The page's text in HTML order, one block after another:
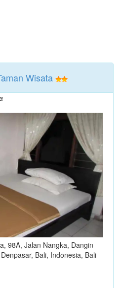
Wisata
98A, Jalan Nangka, Dangin
Bali, Indonesia, Bali